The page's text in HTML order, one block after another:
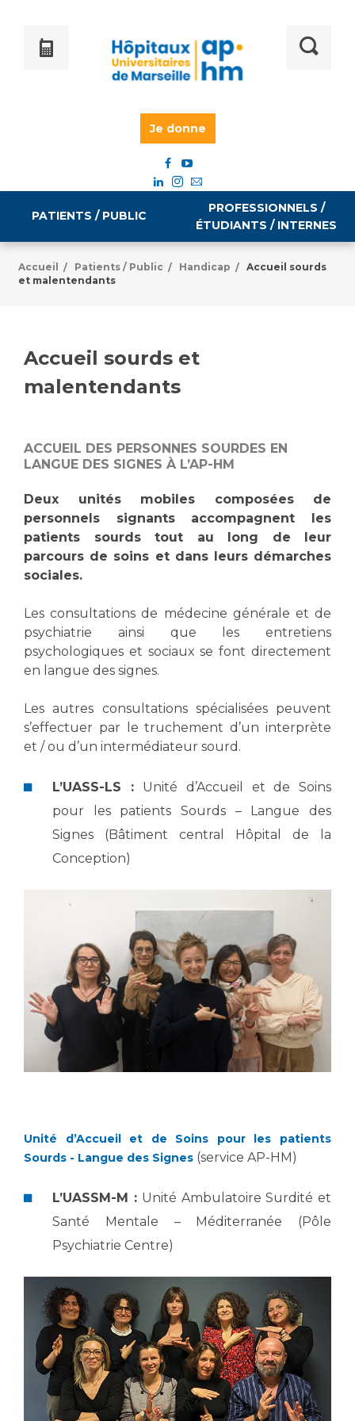
Je donne
PATIENTS / PUBLIC
Tarifs
Vous accompagnez, vous rendez visite à un patient
Vous allez être hospitalisé(e)
Vous avez une analyse à réaliser
myaphm, votre espace santé en ligne
Infos COVID-19
Culture à l'hôpital
Laïcité et cultes
Les associations
Salon des familles
Transports sanitaires
Handicap
Handi 13
Accueil sourds et malentendants
Charte Romain Jacob
Mouvement Parcours Handicap 13
Activité physique
Cancer
Médecine nucléaire
Maladies rares
Maternité Hôpital Nord
Vos représentants
La Commission Des Usagers (CDU)
Les Comités Locaux des Usagers
PROFESSIONNELS /
ÉTUDIANTS / INTERNES
Emploi / formation
Emplois paramédicaux
Espace Formation
Emplois techniques et médico-techniques
Emplois divers
Emplois socio-éducatifs
Statuts
Chercheurs
Les structures de recherche
Plateforme des internes
Adresser un patient
Réseaux de soins
Adresser un examen au Laboratoire de Biologie
Médicale
Radiologie / Imagerie
Cancérologie
Les pôles d'activité médicale
Centres de référence Maladies Rares
Plateforme d'Expertise Maladies Rares
Presse / Multimédia
Communiqués de presse
Dossiers de presse
Médiathèque
Fournisseurs
Rôles et missions
Accueil / Patients / Public / Handicap /
Accueil sourds
et malentendants
Accueil sourds et
malentendants
ACCUEIL DES PERSONNES SOURDES EN
LANGUE DES SIGNES À L’AP-HM
Deux unités mobiles composées de
personnels signants accompagnent les
patients sourds tout au long de leur
parcours de soins et dans leurs démarches
sociales.
Les consultations de médecine générale et de
psychiatrie ainsi que les entretiens
psychologiques et sociaux se font directement
en langue des signes.
Les autres consultations spécialisées peuvent
s’effectuer par le truchement d’un interprète
et / ou d’un intermédiateur sourd.
L’UASS-LS : Unité d’Accueil et de Soins
pour les patients Sourds – Langue des
Signes (Bâtiment central Hôpital de la
Conception)
Unité d’Accueil et de Soins pour les patients
Sourds - Langue des Signes (service AP-HM)
L’UASSM-M : Unité Ambulatoire Surdité et
Santé Mentale – Méditerranée (Pôle
Psychiatrie Centre)